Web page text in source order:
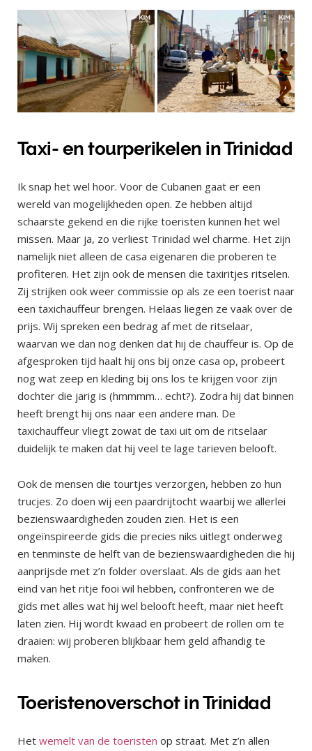
Taxi- en tourperikelen in Trinidad
Ik snap het wel hoor. Voor de Cubanen gaat er een
wereld van mogelijkheden open. Ze hebben altijd
schaarste gekend en die rijke toeristen kunnen het wel
missen. Maar ja, zo verliest Trinidad wel charme. Het zijn
namelijk niet alleen de casa eigenaren die proberen te
profiteren. Het zijn ook de mensen die taxiritjes ritselen.
Zij strijken ook weer commissie op als ze een toerist naar
een taxichauffeur brengen. Helaas liegen ze vaak over de
prijs. Wij spreken een bedrag af met de ritselaar,
waarvan we dan nog denken dat hij de chauffeur is. Op de
afgesproken tijd haalt hij ons bij onze casa op, probeert
nog wat zeep en kleding bij ons los te krijgen voor zijn
dochter die jarig is (hmmmm… echt?). Zodra hij dat binnen
heeft brengt hij ons naar een andere man. De
taxichauffeur vliegt zowat de taxi uit om de ritselaar
duidelijk te maken dat hij veel te lage tarieven belooft.
Ook de mensen die tourtjes verzorgen, hebben zo hun
trucjes. Zo doen wij een paardrijtocht waarbij we allerlei
bezienswaardigheden zouden zien. Het is een
ongeïnspireerde gids die precies niks uitlegt onderweg
en tenminste de helft van de bezienswaardigheden die hij
aanprijsde met z’n folder overslaat. Als de gids aan het
eind van het ritje fooi wil hebben, confronteren we de
gids met alles wat hij wel belooft heeft, maar niet heeft
laten zien. Hij wordt kwaad en probeert de rollen om te
draaien: wij proberen blijkbaar hem geld afhandig te
maken.
Toeristenoverschot in Trinidad
Het wemelt van de toeristen op straat. Met z’n allen